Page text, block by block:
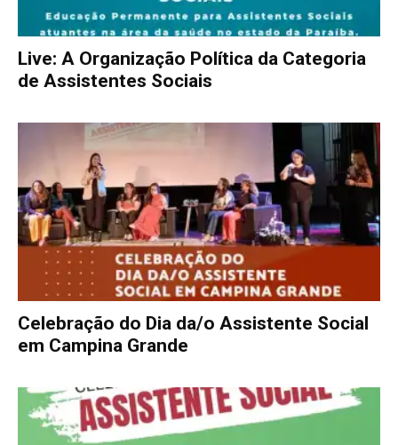
Live: A Organização Política da Categoria
de Assistentes Sociais
Celebração do Dia da/o Assistente Social
em Campina Grande